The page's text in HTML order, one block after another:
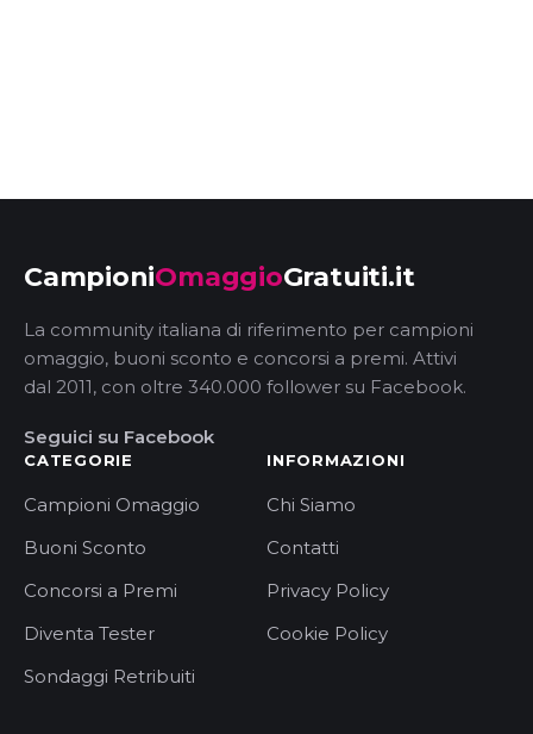
CampioniOmaggioGratuiti.it
La community italiana di riferimento per campioni
omaggio, buoni sconto e concorsi a premi. Attivi
dal 2011, con oltre 340.000 follower su Facebook.
Seguici su Facebook
CATEGORIE
Campioni Omaggio
Buoni Sconto
Concorsi a Premi
Diventa Tester
Sondaggi Retribuiti
INFORMAZIONI
Chi Siamo
Contatti
Privacy Policy
Cookie Policy